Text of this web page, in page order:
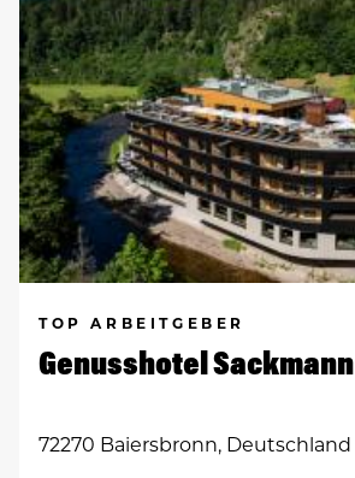
TOP ARBEITGEBER
Genusshotel Sackmann
72270 Baiersbronn, Deutschland